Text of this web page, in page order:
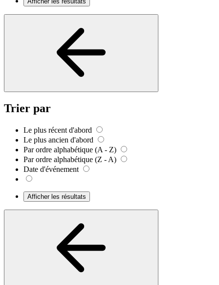
Trier par
Le plus récent d'abord
Le plus ancien d'abord
Par ordre alphabétique (A - Z)
Par ordre alphabétique (Z - A)
Date d'événement
Afficher les résultats